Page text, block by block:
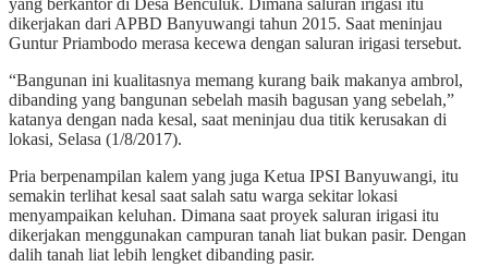
dikerjakan dari APBD Banyuwangi tahun 2015. Saat meninjau
Guntur Priambodo merasa kecewa dengan saluran irigasi tersebut.
“Bangunan ini kualitasnya memang kurang baik makanya ambrol,
dibanding yang bangunan sebelah masih bagusan yang sebelah,”
katanya dengan nada kesal, saat meninjau dua titik kerusakan di
lokasi, Selasa (1/8/2017).
Pria berpenampilan kalem yang juga Ketua IPSI Banyuwangi, itu
semakin terlihat kesal saat salah satu warga sekitar lokasi
menyampaikan keluhan. Dimana saat proyek saluran irigasi itu
dikerjakan menggunakan campuran tanah liat bukan pasir. Dengan
dalih tanah liat lebih lengket dibanding pasir.